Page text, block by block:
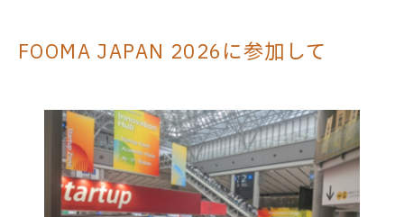
FOOMA JAPAN 2026に参加して